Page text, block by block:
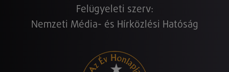
Felügyeleti szerv:
Nemzeti Média- és Hírközlési Hatóság